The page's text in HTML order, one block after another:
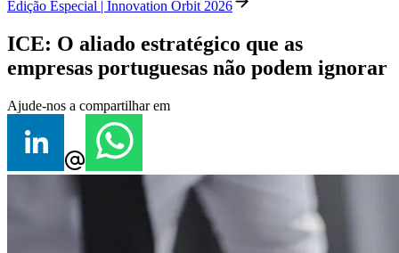
Edição Especial | Innovation Orbit 2026
ICE: O aliado estratégico que as
empresas portuguesas não podem ignorar
Ajude-nos a compartilhar em